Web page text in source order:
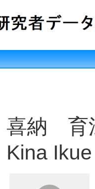
喜納 育
Kina Ikue